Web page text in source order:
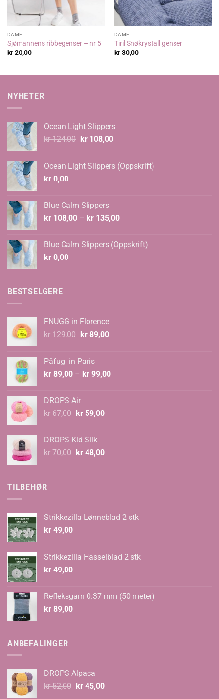
DAME
Sjømannens ribbegenser – nr 5
kr20,00
DAME
Tiril Snøkrystall genser
kr30,00
NYHETER
Ocean Light Slippers
kr124,00 Opprinnelig
kr 124,00.
kr108,00Nåværende
kr 108,00.
Ocean Light Slippers (Oppskrift)
kr 0,00
Blue Calm Slippers
kr 108,00 – kr 135,00Prisområde:
kr 135,00
Blue Calm Slippers (Oppskrift)
kr 0,00
BESTSELGERE
FNUGG in Florence
kr129,00 Opprinnelig
kr 129,00.
kr89,00Nåværende
Påfugl in Paris
kr 89,00 – kr 99,00Prisområde:
DROPS Air
kr67,00 Opprinnelig
kr 67,00.
kr59,00Nåværende
DROPS Kid Silk
kr70,00 Opprinnelig
kr48,00Nåværende
TILBEHØR
Strikkezilla Lønneblad 2 stk
kr 49,00
Strikkezilla Hasselblad 2 stk
kr 49,00
Refleksgarn 0.37 mm (50 meter)
kr 89,00
ANBEFALINGER
DROPS Alpaca
kr52,00 Opprinnelig
kr45,00Nåværende